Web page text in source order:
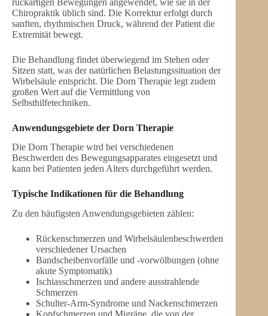
Chiropraktik üblich sind. Die Korrektur erfolgt durch
sanften, rhythmischen Druck, während der Patient die
Extremität bewegt.
Die Behandlung findet überwiegend im Stehen oder
Sitzen statt, was der natürlichen Belastungssituation der
Wirbelsäule entspricht. Die Dorn Therapie legt zudem
großen Wert auf die Vermittlung von
Selbsthilfetechniken.
Anwendungsgebiete der Dorn Therapie
Die Dorn Therapie wird bei verschiedenen
Beschwerden des Bewegungsapparates eingesetzt und
kann bei Patienten jeden Alters durchgeführt werden.
Typische Indikationen für die Behandlung
Zu den häufigsten Anwendungsgebieten zählen:
Rückenschmerzen und Wirbelsäulenbeschwerden
verschiedener Ursachen
Bandscheibenvorfälle und -vorwölbungen (ohne
akute Symptomatik)
Ischiasschmerzen und andere ausstrahlende
Schmerzen
Schulter-Arm-Syndrome und Nackenschmerzen